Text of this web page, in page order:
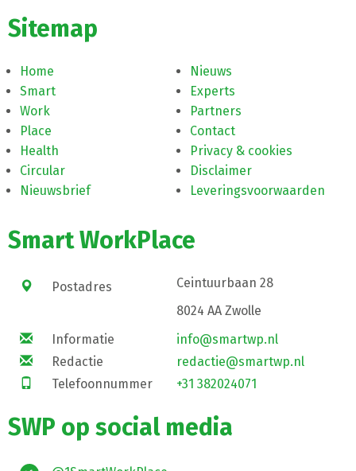
Sitemap
Home
Smart
Work
Place
Health
Circular
Nieuwsbrief
Nieuws
Experts
Partners
Contact
Privacy & cookies
Disclaimer
Leveringsvoorwaarden
Smart WorkPlace
Postadres
Ceintuurbaan 28
8024 AA Zwolle
Informatie
info@smartwp.nl
Redactie
redactie@smartwp.nl
Telefoonnummer
+31 382024071
SWP op social media